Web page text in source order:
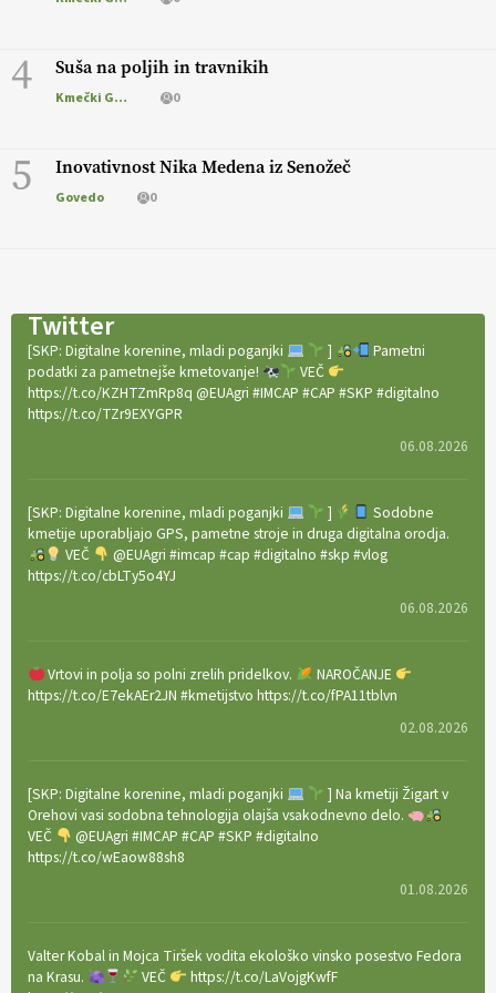
4 Suša na poljih in travnikih
Kmečki Glas 0
5 Inovativnost Nika Medena iz Senožeč
Govedo 0
Twitter
[SKP: Digitalne korenine, mladi poganjki ]
Pametni
podatki za pametnejše kmetovanje!
VEČ
https://t.co/KZHTZmRp8q @EUAgri #IMCAP #CAP #SKP #digitalno
https://t.co/TZr9EXYGPR
06.08.2026
[SKP: Digitalne korenine, mladi poganjki ]
Sodobne
kmetije uporabljajo GPS, pametne stroje in druga digitalna orodja.
VEČ
@EUAgri #imcap #cap #digitalno #skp #vlog
https://t.co/cbLTy5o4YJ
06.08.2026
Vrtovi in polja so polni zrelih pridelkov.
NAROČANJE
https://t.co/E7ekAEr2JN #kmetijstvo https://t.co/fPA11tblvn
02.08.2026
[SKP: Digitalne korenine, mladi poganjki
] Na kmetiji Žigart v
Orehovi vasi sodobna tehnologija olajša vsakodnevno delo.
VEČ
@EUAgri #IMCAP #CAP #SKP #digitalno
https://t.co/wEaow88sh8
01.08.2026
Valter Kobal in Mojca Tiršek vodita ekološko vinsko posestvo Fedora
na Krasu.
VEČ
https://t.co/LaVojgKwfF